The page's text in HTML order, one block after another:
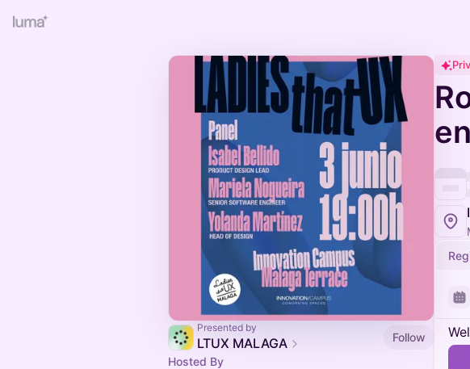
Presented by
LTUX MALAGA
Follow
Hosted By